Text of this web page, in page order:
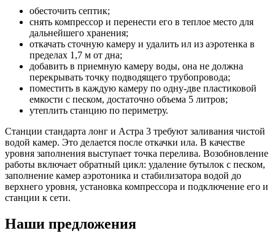
обесточить септик;
снять компрессор и перенести его в теплое место для
дальнейшего хранения;
откачать сточную камеру и удалить ил из аэротенка в
пределах 1,7 м от дна;
добавить в приемную камеру воды, она не должна
перекрывать точку подводящего трубопровода;
поместить в каждую камеру по одну-две пластиковой
емкости с песком, достаточно объема 5 литров;
утеплить станцию по периметру.
Станции стандарта лонг и Астра 3 требуют заливания чистой
водой камер. Это делается после откачки ила. В качестве
уровня заполнения выступает точка перелива. Возобновление
работы включает обратный цикл: удаление бутылок с песком,
заполнение камер аэротоника и стабилизатора водой до
верхнего уровня, установка компрессора и подключение его и
станции к сети.
Наши предложения